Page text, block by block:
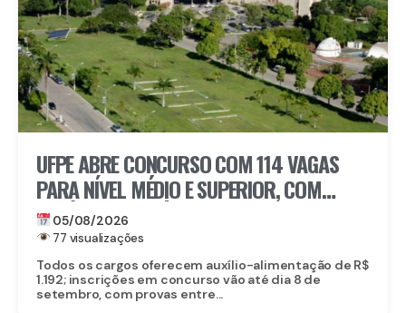
UFPE ABRE CONCURSO COM 114 VAGAS
PARA NÍVEL MÉDIO E SUPERIOR, COM
SALÁRIOS DE ATÉ R$ 5,2 MIL
05/08/2026
77 visualizações
Todos os cargos oferecem auxílio-alimentação de R$
1.192; inscrições em concurso vão até dia 8 de
setembro, com provas entre...